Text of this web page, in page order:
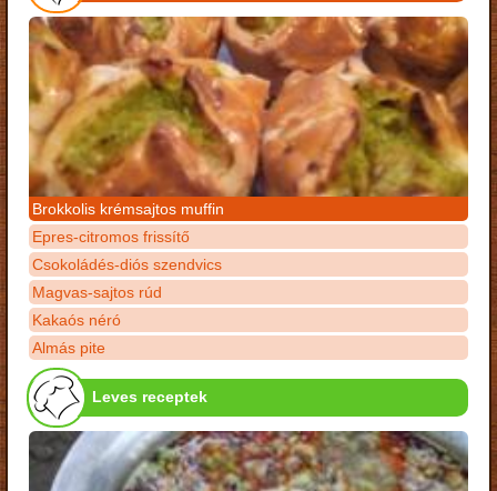
Brokkolis krémsajtos muffin
Epres-citromos frissítő
Csokoládés-diós szendvics
Magvas-sajtos rúd
Kakaós néró
Almás pite
Leves receptek